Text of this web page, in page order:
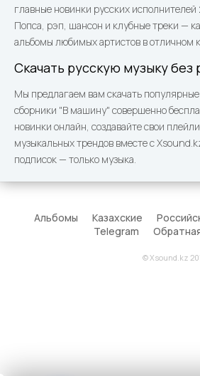
главные новинки русских
Попса, рэп, шансон и клубные треки —
альбомы любимых артистов в отличном
Скачать русскую музыку без
Мы предлагаем вам скачать
сборники "В машину" совершенно
новинки онлайн, создавайте свои
музыкальных трендов вместе с
подписок — только музыка.
Альбомы Казахские
Telegram
© Xsound.kz